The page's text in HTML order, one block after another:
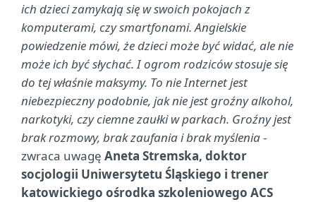
ich dzieci zamykają się w swoich pokojach z
komputerami, czy smartfonami. Angielskie
powiedzenie mówi, że dzieci może być widać, ale nie
może ich być słychać. I ogrom rodziców stosuje się
do tej właśnie maksymy. To nie Internet jest
niebezpieczny podobnie, jak nie jest groźny alkohol,
narkotyki, czy ciemne zaułki w parkach. Groźny jest
brak rozmowy, brak zaufania i brak myślenia-
zwraca uwagę Aneta Stremska, doktor
socjologii Uniwersytetu Śląskiego i trener
katowickiego ośrodka szkoleniowego ACS